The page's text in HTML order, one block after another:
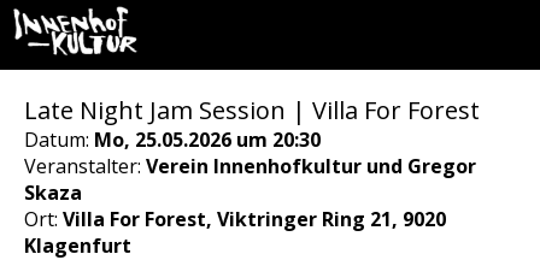
Late Night Jam Session | Villa For Forest
Datum: Mo, 25.05.2026 um 20:30
Veranstalter: Verein Innenhofkultur und Gregor
Skaza
Ort: Villa For Forest, Viktringer Ring 21, 9020
Klagenfurt